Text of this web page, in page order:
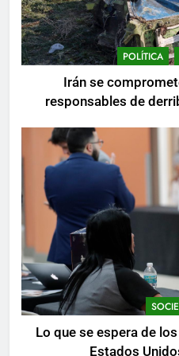
POLÍTICA
Irán se
responsables de
Lo que se espera de
Estados